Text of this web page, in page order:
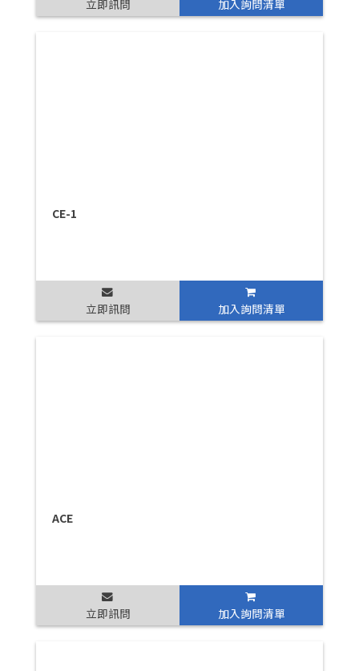
立即訊問 加入詢問清單
CE-1
立即訊問 加入詢問清單
ACE
立即訊問 加入詢問清單